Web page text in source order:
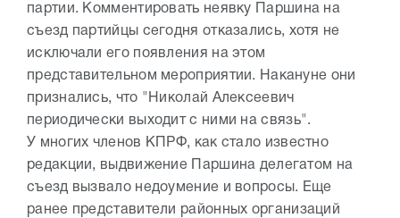
партии. Комментировать неявку Паршина на
съезд партийцы сегодня отказались, хотя не
исключали его появления на этом
представительном мероприятии. Накануне они
признались, что "Николай Алексеевич
периодически выходит с ними на связь".
У многих членов КПРФ, как стало известно
редакции, выдвижение Паршина делегатом на
съезд вызвало недоумение и вопросы. Еще
ранее представители районных организаций